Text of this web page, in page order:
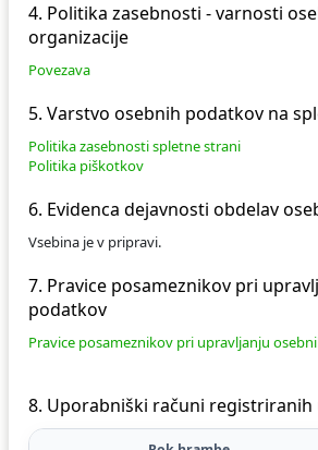
4. Politika zasebnosti - varnosti
organizacije
Povezava
5. Varstvo osebnih podatkov na
Politika zasebnosti spletne strani
Politika piškotkov
6. Evidenca dejavnosti obdelav
Vsebina je v pripravi.
7. Pravice posameznikov pri
podatkov
Pravice posameznikov pri upravljanju
8. Uporabniški računi